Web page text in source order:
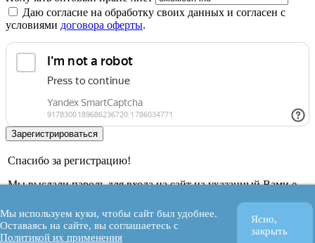
Даю согласие на обработку своих данных и согласен с
условиями договора оферты.
Спасибо за регистрацию!
Мы выслали пароль для входа на сайт на указанный Вами e-
OK
Мы используем куки, чтобы сайт был удобнее.
Оставаясь на сайте, вы соглашаетесь с
Политикой их применения
Ясно,
закрыть